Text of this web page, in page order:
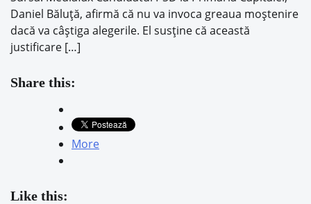
Daniel Băluță, afirmă că nu va invoca greaua moștenire
dacă va câștiga alegerile. El susține că această
justificare […]
Share this:
More
Like this: